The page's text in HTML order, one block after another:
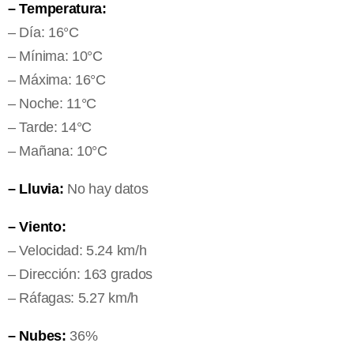
– Temperatura:
– Día: 16°C
– Mínima: 10°C
– Máxima: 16°C
– Noche: 11°C
– Tarde: 14°C
– Mañana: 10°C
– Lluvia: No hay datos
– Viento:
– Velocidad: 5.24 km/h
– Dirección: 163 grados
– Ráfagas: 5.27 km/h
– Nubes: 36%